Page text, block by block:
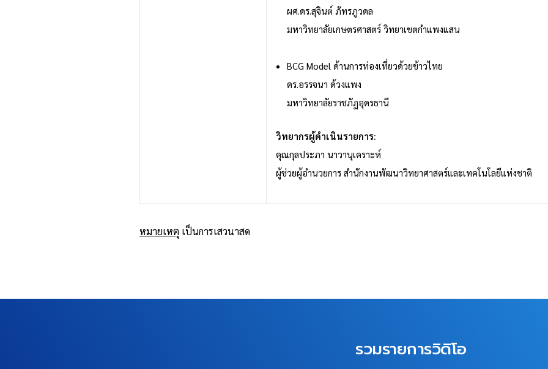
ผศ.ดร.สุจินต์ ภัทรภูวดล
มหาวิทยาลัยเกษตรศาสตร์ วิทยาเขตกำแพงแสน
BCG Model ด้านการท่องเที่ยวด้วยข้าวไทย
ดร.อรรจนา ด้วงแพง
มหาวิทยาลัยราชภัฏอุดรธานี
วิทยากรผู้ดำเนินรายการ:
คุณกุลประภา นาวานุเคราะห์
ผู้ช่วยผู้อำนวยการ สำนักงานพัฒนาวิทยาศาสตร์และเทคโนโลยีแห่งชาติ
หมายเหตุ เป็นการเสวนาสด
รวมรายการวิดิโอ